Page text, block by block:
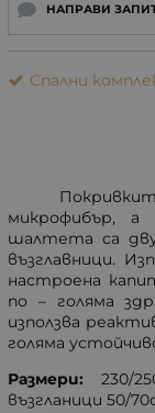
НАПРАВИ
Спални
микрофибър, а
шалтета са
възглавници.
настроена
по – голяма
използва
голяма
Размери:
230/
възгланици 50/